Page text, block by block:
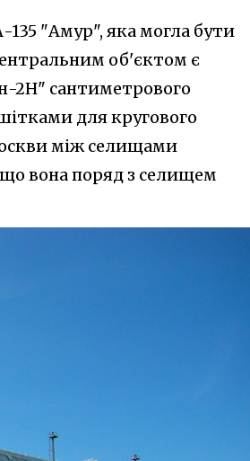
"Амур", яка могла бути
об'єктом є
2Н" сантиметрового
для кругового
між селищами
що вона поряд з селищем